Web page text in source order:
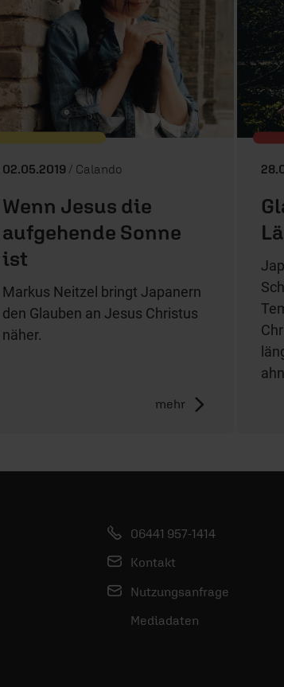
02.05.2019 / Calando
Wenn Jesus die
aufgehende Sonne
ist
Markus Neitzel bringt Japanern
den Glauben an Jesus Christus
näher.
mehr
06441 957-1414
Kontakt
Nutzungsanfrage
Mediadaten